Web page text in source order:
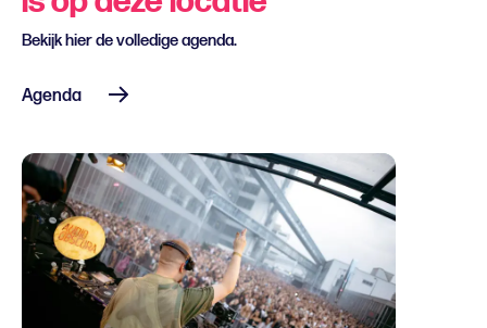
Bekijk hier de volledige agenda.
Agenda